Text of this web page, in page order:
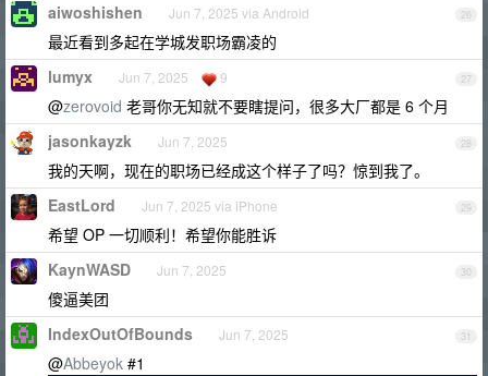
26
aiwoshishen Jun 7, 2025 via Android
最近看到多起在学城发职场霸凌的
27
lumyx Jun 7, 2025 9
@zerovoid 老哥你无知就不要瞎提问，很多大厂都是 6 个月
28
jasonkayzk Jun 7, 2025
我的天啊，现在的职场已经成这个样子了吗？惊到我了。
29
EastLord Jun 7, 2025 via iPhone
希望 OP 一切顺利！希望你能胜诉
30
KaynWASD Jun 7, 2025
傻逼美团
31
IndexOutOfBounds Jun 7, 2025
@Abbeyok #1